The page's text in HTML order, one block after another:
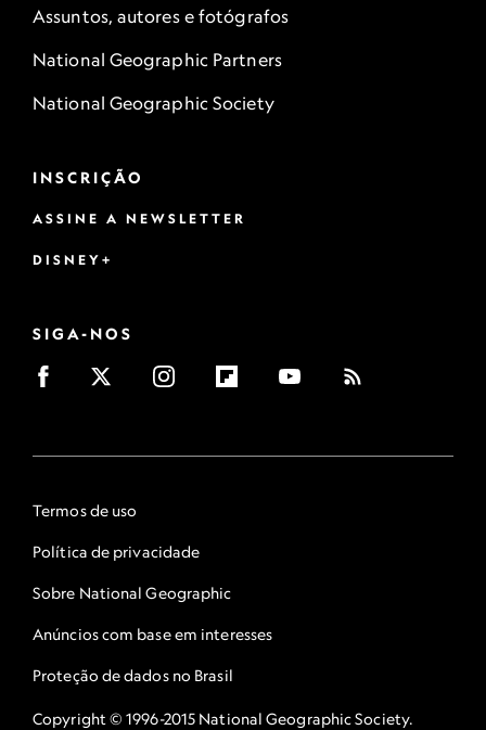
Assuntos, autores e fotógrafos
National Geographic Partners
National Geographic Society
INSCRIÇÃO
ASSINE A NEWSLETTER
DISNEY+
SIGA-NOS
Termos de uso
Política de privacidade
Sobre National Geographic
Anúncios com base em interesses
Proteção de dados no Brasil
Copyright © 1996-2015 National Geographic Society.